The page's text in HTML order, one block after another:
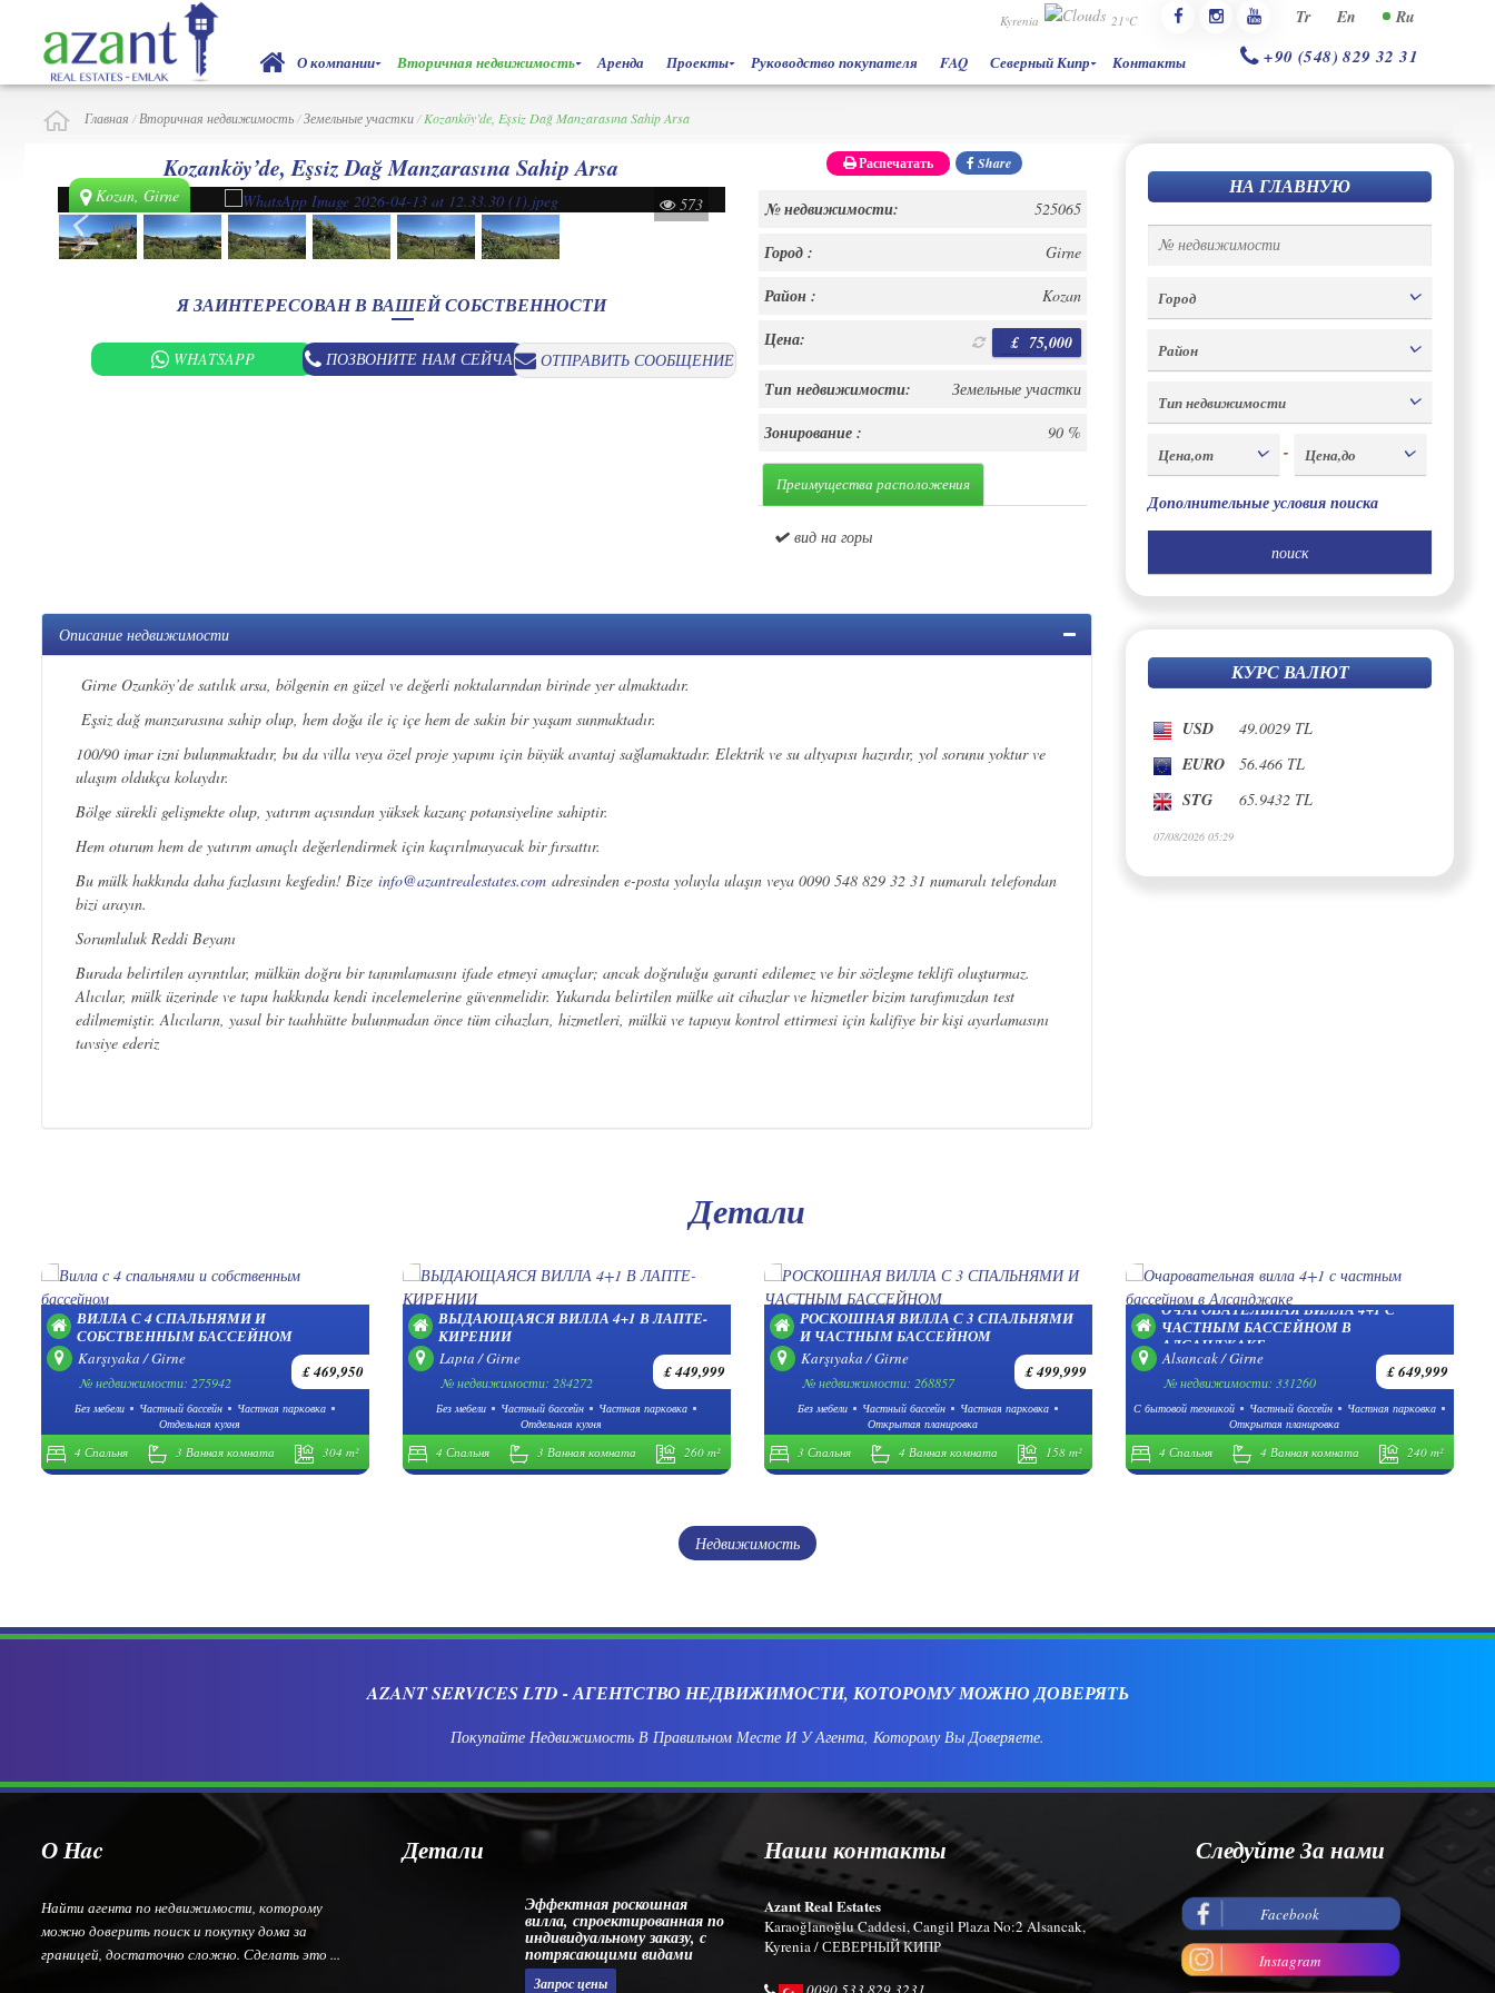
Tr En Ru
Kyrenia 21°C
+90 (548) 829 32 31
О компании Вторичная недвижимость Аренда Проекты Руководство покупателя FAQ Северный Кипр Контакты
Главная / Вторичная недвижимость/Земельные участки/ Kozanköy’de, Eşsiz Dağ Manzarasına Sahip Arsa
Распечатать Share
Kozanköy’de, Eşsiz Dağ Manzarasına Sahip Arsa
573
Kozan, Girne
Я ЗАИНТЕРЕСОВАН В ВАШЕЙ СОБСТВЕННОСТИ
WHATSAPP ПОЗВОНИТЕ НАМ СЕЙЧАС ОТПРАВИТЬ СООБЩЕНИЕ
№ недвижимости: 525065
Город : Girne
Район : Kozan
Цена: £ 75,000
Тип недвижимости: Земельные участки
Зонирование : 90 %
Преимущества расположения
вид на горы
Описание недвижимости
Girne Ozanköy’de satılık arsa, bölgenin en güzel ve değerli noktalarından birinde yer almaktadır.
Eşsiz dağ manzarasına sahip olup, hem doğa ile iç içe hem de sakin bir yaşam sunmaktadır.
100/90 imar izni bulunmaktadır, bu da villa veya özel proje yapımı için büyük avantaj sağlamaktadır. Elektrik ve su altyapısı hazırdır, yol sorunu yoktur ve
ulaşım oldukça kolaydır.
Bölge sürekli gelişmekte olup, yatırım açısından yüksek kazanç potansiyeline sahiptir.
Hem oturum hem de yatırım amaçlı değerlendirmek için kaçırılmayacak bir fırsattır.
Bu mülk hakkında daha fazlasını keşfedin! Bize info@azantrealestates.com adresinden e-posta yoluyla ulaşın veya 0090 548 829 32 31 numaralı telefondan
bizi arayın.
Sorumluluk Reddi Beyanı
Burada belirtilen ayrıntılar, mülkün doğru bir tanımlamasını ifade etmeyi amaçlar; ancak doğruluğu garanti edilemez ve bir sözleşme teklifi oluşturmaz.
Alıcılar, mülk üzerinde ve tapu hakkında kendi incelemelerine güvenmelidir. Yukarıda belirtilen mülke ait cihazlar ve hizmetler bizim tarafımızdan test
edilmemiştir. Alıcıların, yasal bir taahhütte bulunmadan önce tüm cihazları, hizmetleri, mülkü ve tapuyu kontrol ettirmesi için kalifiye bir kişi ayarlamasını
tavsiye ederiz
НА ГЛАВНУЮ
Город
Район
Тип недвижимости
Цена,от - Цена,до
Дополнительные условия поиска
КУРС ВАЛЮТ
USD 49.0029 TL
EURO 56.466 TL
STG 65.9432 TL
07/08/2026 05:29
Детали
ВИЛЛА С 4 СПАЛЬНЯМИ И
СОБСТВЕННЫМ БАССЕЙНОМ
Karşıyaka / Girne
£ 469,950
№ недвижимости: 275942
Без мебели Частный бассейн
Частная парковка
Отдельная кухня
4 Спальня 3 Ванная комната 304 m²
ВЫДАЮЩАЯСЯ ВИЛЛА 4+1 В ЛАПТЕ-
КИРЕНИИ
Lapta / Girne
£ 449,999
№ недвижимости: 284272
Без мебели Частный бассейн
Частная парковка
Отдельная кухня
4 Спальня 3 Ванная комната 260 m²
РОСКОШНАЯ ВИЛЛА С 3 СПАЛЬНЯМИ
И ЧАСТНЫМ БАССЕЙНОМ
Karşıyaka / Girne
£ 499,999
№ недвижимости: 268857
Без мебели Частный бассейн
Частная парковка
Открытая планировка
3 Спальня 4 Ванная комната 158 m²
ОЧАРОВАТЕЛЬНАЯ ВИЛЛА 4+1 С
ЧАСТНЫМ БАССЕЙНОМ В
АЛСАНДЖАКЕ
Alsancak / Girne
£ 649,999
№ недвижимости: 331260
С бытовой техникой Частный бассейн
Частная парковка
Открытая планировка
4 Спальня 4 Ванная комната 240 m²
Недвижимость
AZANT SERVICES LTD - АГЕНТСТВО НЕДВИЖИМОСТИ, КОТОРОМУ МОЖНО ДОВЕРЯТЬ
Покупайте Недвижимость В Правильном Месте И У Агента, Которому Вы Доверяете.
О Нac
Найти агента по недвижимости, которому
можно доверить поиск и покупку дома за
границей, достаточно сложно. Сделать это ...
Детали
Эффектная роскошная
вилла, спроектированная по
индивидуальному заказу, с
потрясающими видами
Запрос цены
Наши контакты
Azant Real Estates
Karaoğlanoğlu Caddesi, Cangil Plaza No:2 Alsancak,
Kyrenia / СЕВЕРНЫЙ КИПР
Следуйте За нами
Facebook
Instagram